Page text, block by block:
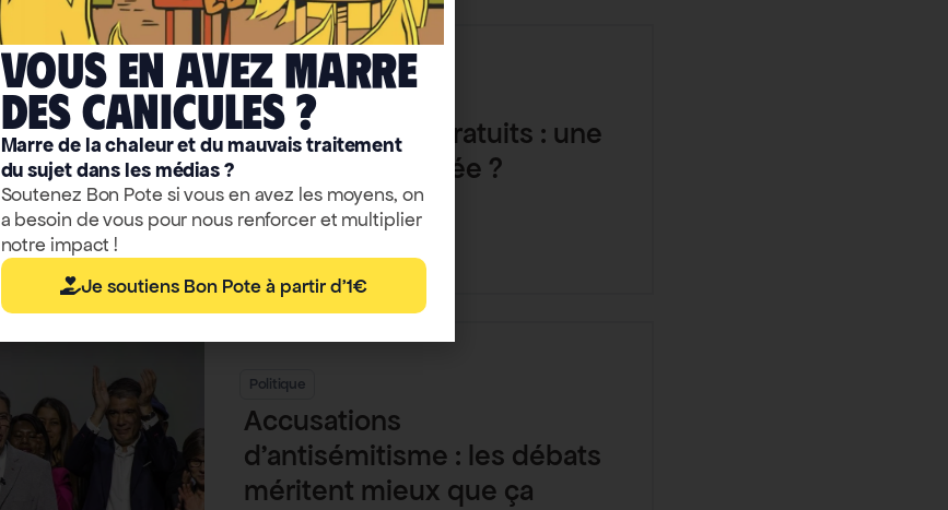
Mobilité
Les transports gratuits : une
fausse bonne idée ?
Tribune
Politique
Accusations
d’antisémitisme : les débats
méritent mieux que ça
Vous en avez marre
deS caniculeS ?
Marre de la chaleur et du mauvais traitement
du sujet dans les médias ?
Soutenez Bon Pote si vous en avez les moyens, on
a besoin de vous pour nous renforcer et multiplier
notre impact !
Je soutiens Bon Pote à partir d'1€